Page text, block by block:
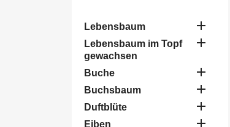
Lebensbaum 
Lebensbaum im Topf
gewachsen

Buche 
Buchsbaum 
Duftblüte 
Eiben 